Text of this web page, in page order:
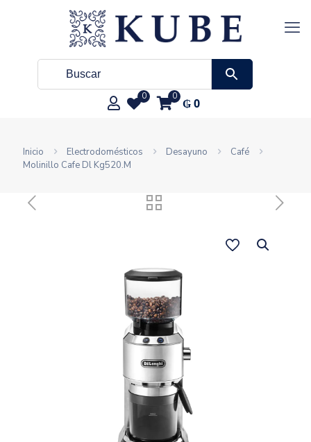
0 0 ₲0
Inicio Electrodomésticos Desayuno
Café
Molinillo Cafe Dl Kg520.M